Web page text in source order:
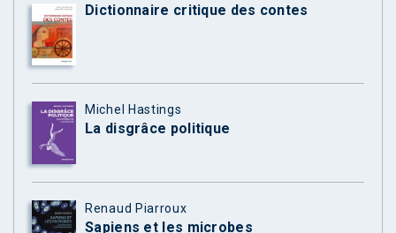
Dictionnaire critique des contes
Michel Hastings
La disgrâce politique
Renaud Piarroux
Sapiens et les microbes